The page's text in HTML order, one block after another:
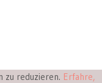
zu reduzieren. Erfahre,